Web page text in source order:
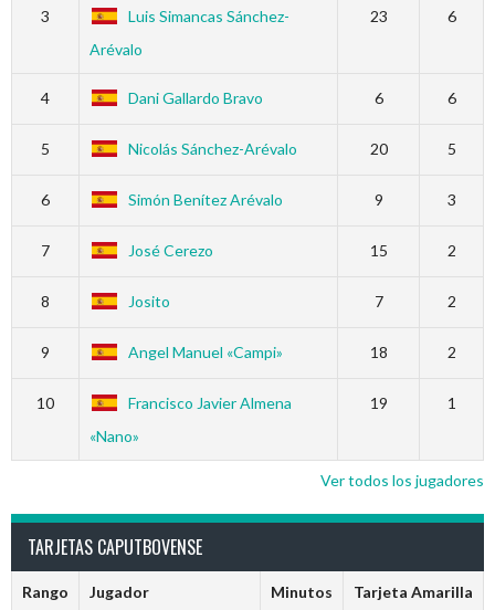
3
Luis Simancas Sánchez-
Arévalo
23 6
4 Dani Gallardo Bravo 6 6
5 Nicolás Sánchez-Arévalo 20 5
6 Simón Benítez Arévalo 9 3
7 José Cerezo 15 2
8 Josito 7 2
9 Angel Manuel «Campi» 18 2
10
Francisco Javier Almena
«Nano»
19 1
Ver todos los jugadores
TARJETAS CAPUTBOVENSE
Rango Jugador Minutos Tarjeta Amarilla